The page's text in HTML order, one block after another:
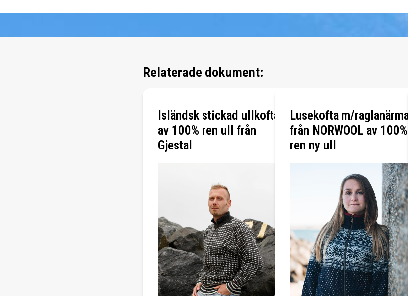
Relaterade dokument:
Isländsk stickad ullkofta
av 100% ren ull från
Gjestal
Lusekofta m/raglanärmar
från NORWOOL av 100%
ren ny ull